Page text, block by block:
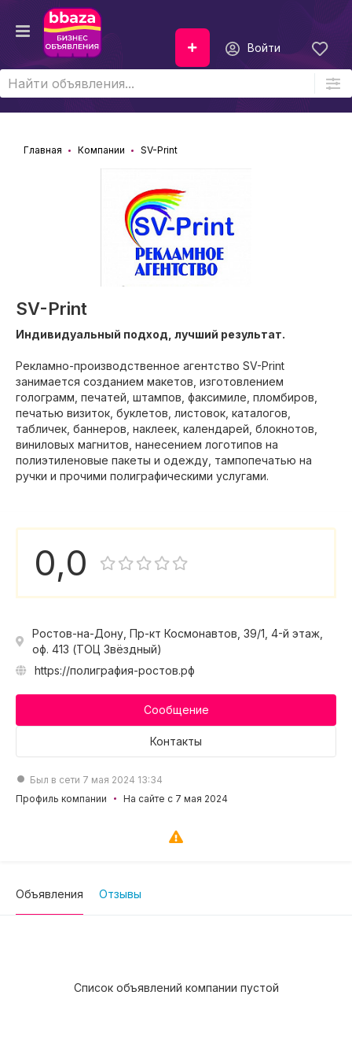
Войти
Главная Компании SV-Print
SV-Print
Индивидуальный подход, лучший результат.
Рекламно-производственное агентство SV-Print
занимается созданием макетов, изготовлением
голограмм, печатей, штампов, факсимиле, пломбиров,
печатью визиток, буклетов, листовок, каталогов,
табличек, баннеров, наклеек, календарей, блокнотов,
виниловых магнитов, нанесением логотипов на
полиэтиленовые пакеты и одежду, тампопечатью на
ручки и прочими полиграфическими услугами.
0,0
Ростов-на-Дону, Пр-кт Космонавтов, 39/1, 4-й этаж,
оф. 413 (ТОЦ Звёздный)
https://полиграфия-ростов.рф
Сообщение
Контакты
Был в сети 7 мая 2024 13:34
Профиль компании
На сайте с 7 мая 2024
Объявления Отзывы
Список объявлений компании пустой